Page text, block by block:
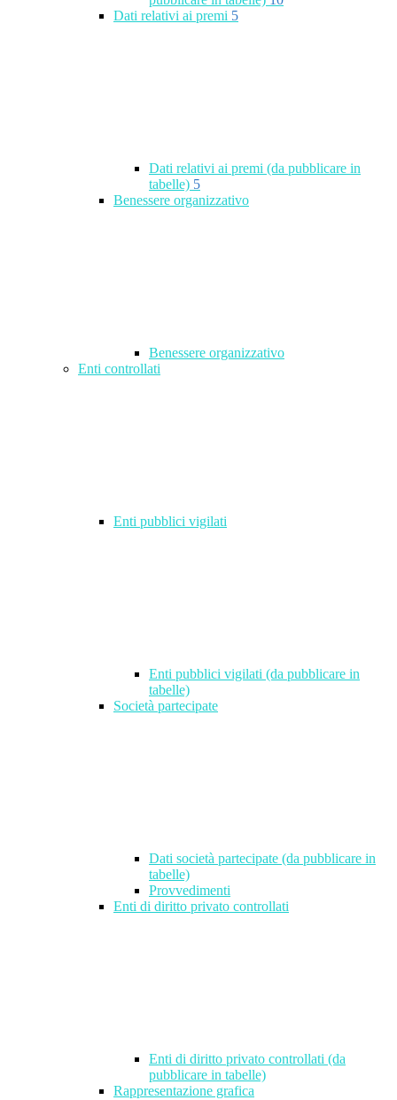
Dati relativi ai premi 5
Dati relativi ai premi (da pubblicare in
tabelle) 5
Benessere organizzativo
Benessere organizzativo
Enti controllati
Enti pubblici vigilati
Enti pubblici vigilati (da pubblicare in
tabelle)
Società partecipate
Dati società partecipate (da pubblicare in
tabelle)
Provvedimenti
Enti di diritto privato controllati
Enti di diritto privato controllati (da
pubblicare in tabelle)
Rappresentazione grafica